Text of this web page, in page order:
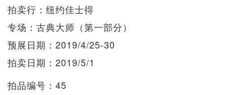
拍卖行：纽约佳士得
专场：古典大师（第一部分）
预展日期：2019/4/25-30
拍卖日期：2019/5/1
拍品编号：45